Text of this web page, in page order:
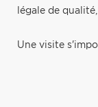
légale de
Une visite